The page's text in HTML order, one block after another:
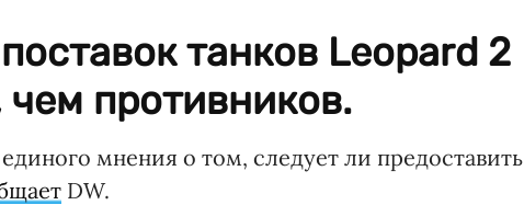
танков Leopard 2
противников.
мнения о том, следует ли предоставить
DW.